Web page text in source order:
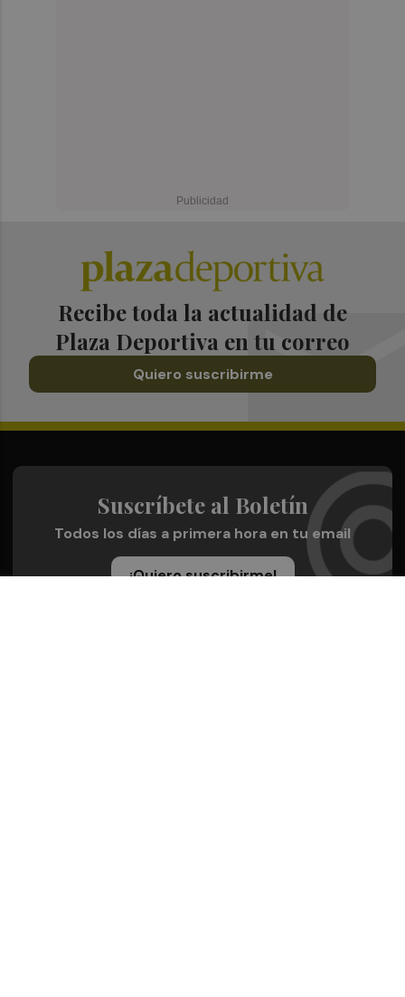
Recibe toda la actualidad de
Plaza Deportiva en tu correo
Quiero suscribirme
Suscríbete al Boletín
Todos los días a primera hora en tu email
¡Quiero suscribirme!